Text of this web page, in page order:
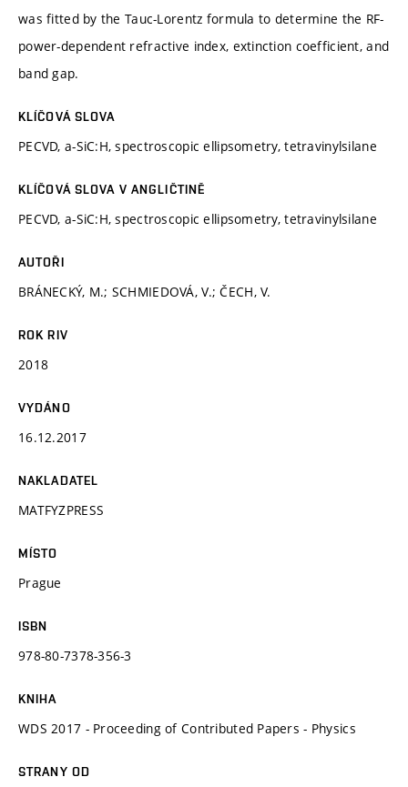
was fitted by the Tauc-Lorentz formula to determine the RF-
power-dependent refractive index, extinction coefficient, and
band gap.
KLÍČOVÁ SLOVA
PECVD, a-SiC:H, spectroscopic ellipsometry, tetravinylsilane
KLÍČOVÁ SLOVA V ANGLIČTINĚ
PECVD, a-SiC:H, spectroscopic ellipsometry, tetravinylsilane
AUTOŘI
BRÁNECKÝ, M.; SCHMIEDOVÁ, V.; ČECH, V.
ROK RIV
2018
VYDÁNO
16.12.2017
NAKLADATEL
MATFYZPRESS
MÍSTO
Prague
ISBN
978-80-7378-356-3
KNIHA
WDS 2017 - Proceeding of Contributed Papers - Physics
STRANY OD